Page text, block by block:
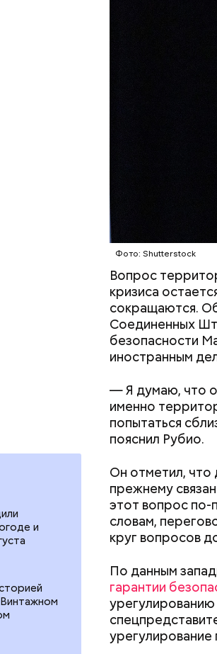
и
Фото: Shutterstock
Вопрос
кризиса
сокращаются.
Соединенных
безопасности
иностранным
— Я думаю, что
именно
попытаться
пояснил Рубио.
Он отметил, что
прежнему
этот вопрос по-
словам,
круг вопросов
По данным
гарантии
урегулирование
Температура
поэтому
Однако стоит
обуви, но чтобы
тапочки для
Остров
батареи дома и
штраф
Как